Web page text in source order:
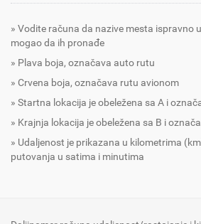
Vodite računa da nazive mesta ispravno
mogao da ih pronađe
Plava boja, označava auto rutu
Crvena boja, označava rutu avionom
Startna lokacija je obeležena sa A i
Krajnja lokacija je obeležena sa B i
Udaljenost je prikazana u kilometrima
putovanja u satima i minutima